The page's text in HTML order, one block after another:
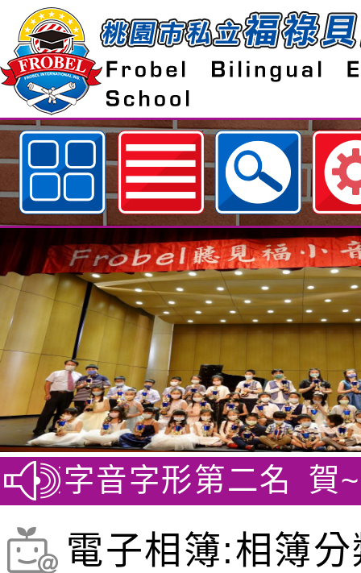
歡迎參觀：相簿分類：進修與研討
名 賀~劍橋英檢YLE
電子相簿:相簿